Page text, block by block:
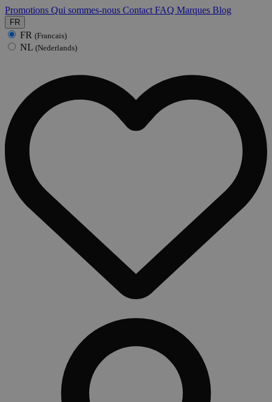
Promotions Qui sommes-nous Contact FAQ Marques Blog
FR
FR (Francais)
NL (Nederlands)